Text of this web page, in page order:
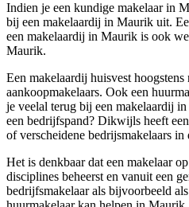
Indien je een kundige makelaar in
bij een makelaardij in Maurik uit.
een makelaardij in Maurik is ook
Maurik.
Een makelaardij huisvest
aankoopmakelaars. Ook een
je veelal terug bij een makelaardij
een bedrijfspand? Dikwijls heeft
of verscheidene bedrijsmakelaars in
Het is denkbaar dat een makelaar
disciplines beheerst en vanuit een
bedrijfsmakelaar als bijvoorbeeld